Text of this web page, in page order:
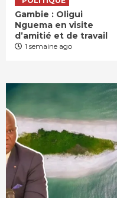
Gambie : Oligui
Nguema en visite
d’amitié et de travail
1 semaine ago